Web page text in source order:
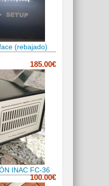
(rebajado)
185.00€
INAC FC-36
100.00€